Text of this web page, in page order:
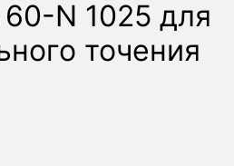
N 1025 для
точения